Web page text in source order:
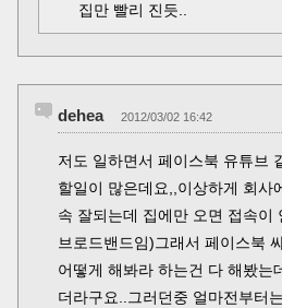
집만 빨리 진듯..
dehea 2012/03/02 16:42
저도 일하면서 페이스북 유튜브
할일이 많은데요,,이상하게 회사
속 잘되는데 집에만 오면 접속이
브로드밴드임)그래서 페이스북
어떻게 해봐라 하는건 다 해봤는
더라구요..그러던중 얼마전부터